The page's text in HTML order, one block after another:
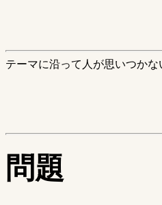
テーマに沿って人が思いつか
問題